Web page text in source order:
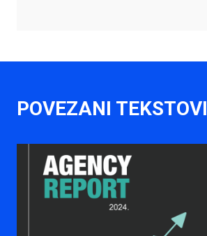
POVEZANI TEKSTOVI